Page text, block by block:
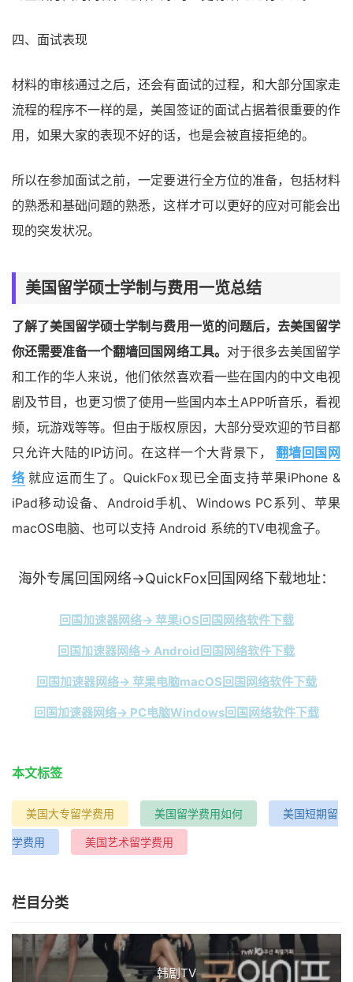
四、面试表现
材料的审核通过之后，还会有面试的过程，和大部分国家走
流程的程序不一样的是，美国签证的面试占据着很重要的作
用，如果大家的表现不好的话，也是会被直接拒绝的。
所以在参加面试之前，一定要进行全方位的准备，包括材料
的熟悉和基础问题的熟悉，这样才可以更好的应对可能会出
现的突发状况。
美国留学硕士学制与费用一览总结
了解了美国留学硕士学制与费用一览的问题后，去美国留学
你还需要准备一个翻墙回国网络工具。 对于很多去美国留学
和工作的华人来说，他们依然喜欢看一些在国内的中文电视
剧及节目，也更习惯了使用一些国内本土APP听音乐，看视
频，玩游戏等等。但由于版权原因，大部分受欢迎的节目都
只允许大陆的IP访问。在这样一个大背景下，
翻墙回国网
络 就应运而生了。QuickFox现已全面支持苹果iPhone &
iPad移动设备、Android手机、Windows PC系列、苹果
macOS电脑、也可以支持 Android 系统的TV电视盒子。
海外专属回国网络→QuickFox回国网络下载地址：
回国加速器网络→ 苹果iOS回国网络软件下载
回国加速器网络→ Android回国网络软件下载
回国加速器网络→ 苹果电脑macOS回国网络软件下载
回国加速器网络→ PC电脑Windows回国网络软件下载
本文标签
美国大专留学费用 美国留学费用如何 美国短期留
学费用 美国艺术留学费用
栏目分类
韩剧TV